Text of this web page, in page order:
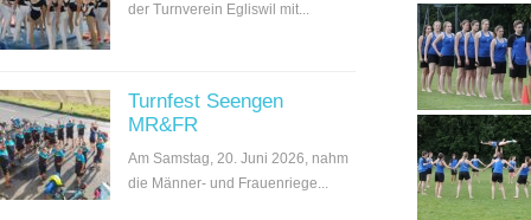
der Turnverein Egliswil mit...
Turnfest Seengen
MR&FR
Am Samstag, 20. Juni 2026, nahm
die Männer- und Frauenriege...